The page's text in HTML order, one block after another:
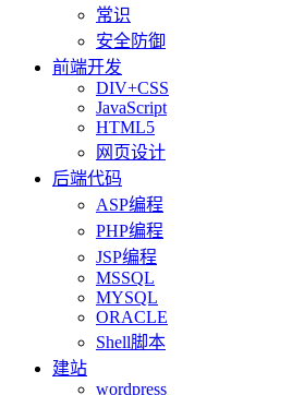
常识
安全防御
前端开发
DIV+CSS
JavaScript
HTML5
网页设计
后端代码
ASP编程
PHP编程
JSP编程
MSSQL
MYSQL
ORACLE
Shell脚本
建站
wordpress